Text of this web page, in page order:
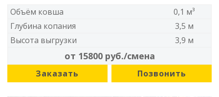
Объём ковша
0,1 м³
Глубина копания
3,5 м
Высота выгрузки
3,9 м
от 15800 руб./смена
Заказать Позвонить